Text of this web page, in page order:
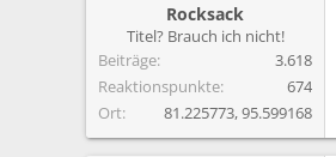
Rocksack
Titel? Brauch ich nicht!
Beiträge
3.618
Reaktionspunkte
674
Ort
81.225773, 95.599168